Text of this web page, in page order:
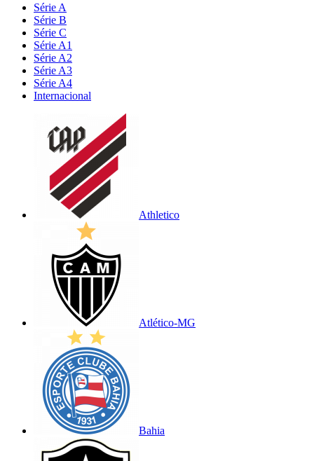
Série A
Série B
Série C
Série A1
Série A2
Série A3
Série A4
Internacional
Athletico
Atlético-MG
Bahia